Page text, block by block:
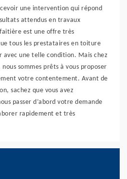
une intervention qui répond
attendus en travaux
est une offre très
tous les prestataires en toiture
avec une telle condition. Mais chez
sommes prêts à vous proposer
votre contentement. Avant de
sachez que vous avez
passer d’abord votre demande
rapidement et très